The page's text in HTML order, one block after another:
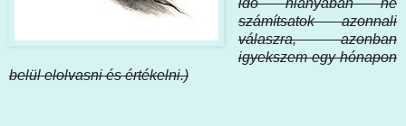
számítsatok azonnali
válaszra, azonban
igyekszem egy hónapon
belül elolvasni és értékelni.)